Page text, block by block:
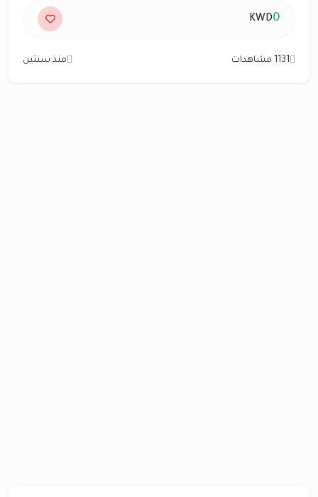
0
KWD
1131 مشاهدات منذ سنتين